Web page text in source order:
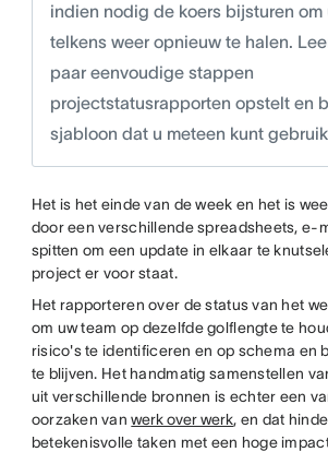
indien nodig de koers bijsturen
telkens weer opnieuw te halen.
paar eenvoudige stappen
projectstatusrapporten opstelt en
sjabloon dat u meteen kunt
Het is het einde van de week en het is
door een verschillende spreadsheets, e-
spitten om een update in elkaar te
project er voor staat.
Het rapporteren over de status van het
om uw team op dezelfde golflengte te
risico's te identificeren en op schema en
te blijven. Het handmatig samenstellen
uit verschillende bronnen is echter een
oorzaken vanwerk over werk, en dat
betekenisvolle taken met een hoge